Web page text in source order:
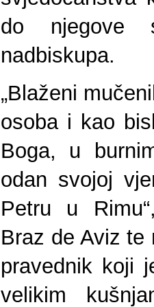
do njegove
nadbiskupa.
„Blaženi
osoba i kao
Boga, u
odan svojoj
Petru u
Braz de Aviz te
pravednik koji
velikim